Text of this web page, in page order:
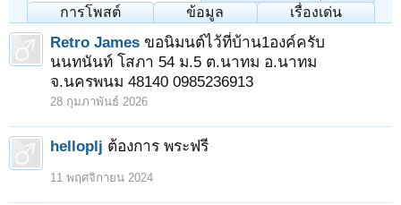
การโพสต์
ข้อมูล เรื่องเด่น
Retro James ขอนิมนต์ไว้ที่บ้าน1องค์ครับ
นนทนันท์ โสภา 54 ม.5 ต.นาทม อ.นาทม
จ.นครพนม 48140 0985236913
28 กุมภาพันธ์ 2026
helloplj ต้องการ พระฟรี
11 พฤศจิกายน 2024